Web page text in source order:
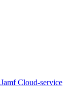
Cloud-service